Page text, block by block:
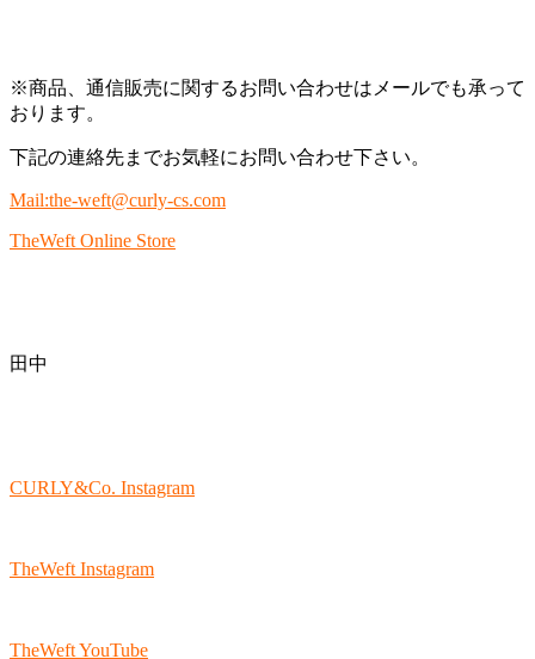
※商品、通信販売に関するお問い合わせはメールでも承って
おります。
下記の連絡先までお気軽にお問い合わせ下さい。
Mail:the-weft@curly-cs.com
TheWeft Online Store
田中
CURLY&Co. Instagram
TheWeft Instagram
TheWeft YouTube